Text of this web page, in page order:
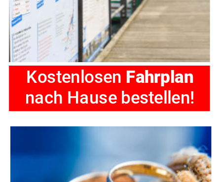
Kostenlosen Fahrplan
nach Hause bestellen!